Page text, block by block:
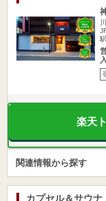
楽天
関連情報から探す
カプセル＆サウナ